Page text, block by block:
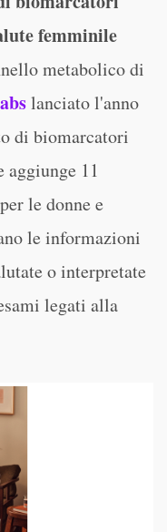
femminile
metabolico di
lanciato l'anno
di biomarcatori
11
le donne e
le informazioni
o interpretate
legati alla